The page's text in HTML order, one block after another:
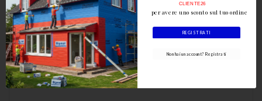
REGISTRATI
Non hai un account? Registrati
per avere uno sconto sul tuo ordine
CLIENTE26